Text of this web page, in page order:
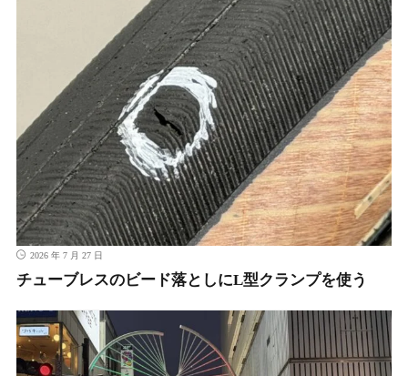
2026 年 7 月 27 日
チューブレスのビード落としにL型クランプを使う